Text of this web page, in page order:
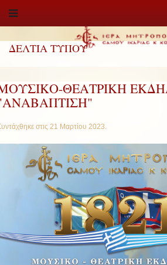
ΔΕΛΤΙΑ ΤΥΠΟΥ
ΘΕΑΤΡΙΚΗ
στις 21 Μαρτίου 2023.